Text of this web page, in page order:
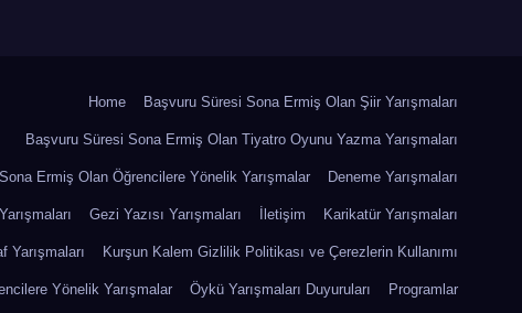
Home Başvuru Süresi Sona Ermiş Olan Şiir Yarışmaları
Başvuru Süresi Sona Ermiş Olan Tiyatro Oyunu Yazma Yarışmaları
Ermiş Olan Öğrencilere Yönelik Yarışmalar Deneme Yarışmaları
Gezi Yazısı Yarışmaları İletişim Karikatür Yarışmaları
Yarışmaları Kurşun Kalem Gizlilik Politikası ve Çerezlerin Kullanımı
Yönelik Yarışmalar Öykü Yarışmaları Duyuruları Programlar